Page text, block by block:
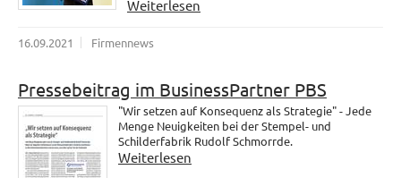
Weiterlesen
16.09.2021 Firmennews
Pressebeitrag im BusinessPartner PBS
"Wir setzen auf Konsequenz als Strategie" - Jede
Menge Neuigkeiten bei der Stempel- und
Schilderfabrik Rudolf Schmorrde.
Weiterlesen